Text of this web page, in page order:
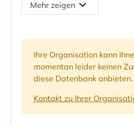
Mehr zeigen
Ihre Organisation kann
momentan leider keinen
diese Datenbank anbieten.
Kontakt zu Ihrer